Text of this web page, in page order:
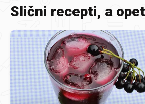
Slični recepti, a